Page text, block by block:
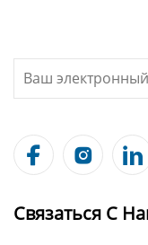
  
Связаться С